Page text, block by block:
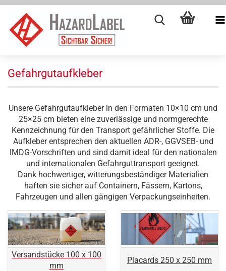
Gefahrgutaufkleber
Unsere Gefahrgutaufkleber in den Formaten 10×10 cm und
25×25 cm bieten eine zuverlässige und normgerechte
Kennzeichnung für den Transport gefährlicher Stoffe. Die
Aufkleber entsprechen den aktuellen ADR-, GGVSEB- und
IMDG-Vorschriften und sind damit ideal für den nationalen
und internationalen Gefahrguttransport geeignet.
Dank hochwertiger, witterungsbeständiger Materialien
haften sie sicher auf Containern, Fässern, Kartons,
Fahrzeugen und allen gängigen Verpackungseinheiten.
Versandstücke 100 x 100
mm
Placards 250 x 250 mm